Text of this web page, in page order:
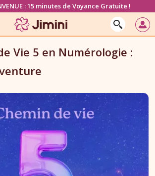
: 15 minutes de Voyance Gratuite !
Vie 5 en Numérologie :